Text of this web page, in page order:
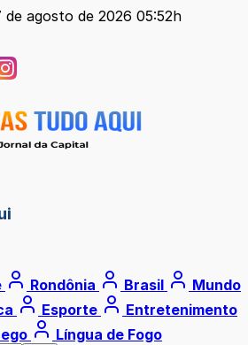
agosto de 2026 05:52h
Rondônia Brasil
Mundo
Esporte
Entretenimento
Língua de Fogo